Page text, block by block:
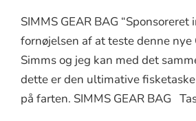
SIMMS GEAR BAG
fornøjelsen af at teste denne nye
Simms og jeg kan med det
dette er den ultimative
på farten. SIMMS GEAR BAG